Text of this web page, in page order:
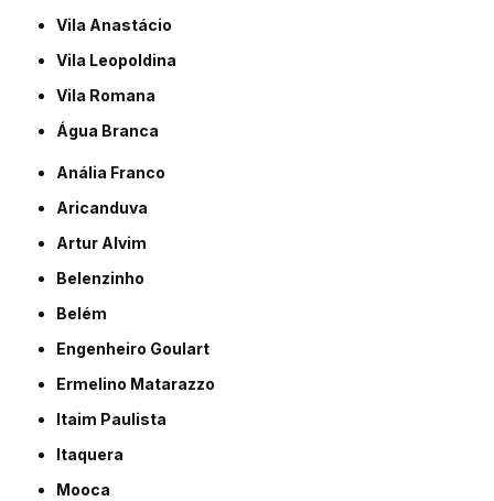
Vila Anastácio
Vila Leopoldina
Vila Romana
Água Branca
Anália Franco
Aricanduva
Artur Alvim
Belenzinho
Belém
Engenheiro Goulart
Ermelino Matarazzo
Itaim Paulista
Itaquera
Mooca